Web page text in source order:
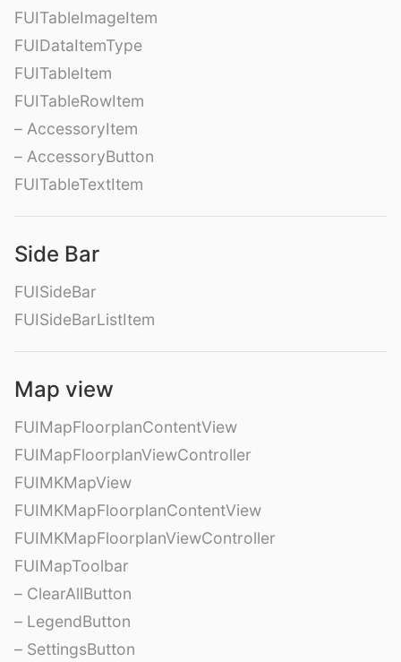
FUITableImageItem
FUIDataItemType
FUITableItem
FUITableRowItem
– AccessoryItem
– AccessoryButton
FUITableTextItem
Side Bar
FUISideBar
FUISideBarListItem
Map view
FUIMapFloorplanContentView
FUIMapFloorplanViewController
FUIMKMapView
FUIMKMapFloorplanContentView
FUIMKMapFloorplanViewController
FUIMapToolbar
– ClearAllButton
– LegendButton
– SettingsButton